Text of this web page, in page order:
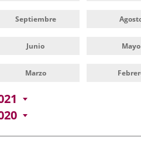
Septiembre
Junio Mayo
Marzo